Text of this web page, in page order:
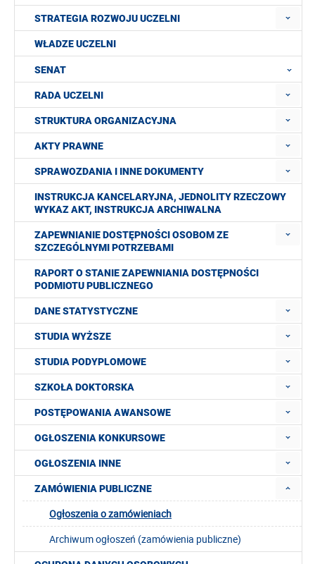
STRATEGIA ROZWOJU UCZELNI
WŁADZE UCZELNI
SENAT
RADA UCZELNI
STRUKTURA ORGANIZACYJNA
AKTY PRAWNE
SPRAWOZDANIA I INNE DOKUMENTY
INSTRUKCJA KANCELARYJNA, JEDNOLITY RZECZOWY
WYKAZ AKT, INSTRUKCJA ARCHIWALNA
ZAPEWNIANIE DOSTĘPNOŚCI OSOBOM ZE
SZCZEGÓLNYMI POTRZEBAMI
RAPORT O STANIE ZAPEWNIANIA DOSTĘPNOŚCI
PODMIOTU PUBLICZNEGO
DANE STATYSTYCZNE
STUDIA WYŻSZE
STUDIA PODYPLOMOWE
SZKOŁA DOKTORSKA
POSTĘPOWANIA AWANSOWE
OGŁOSZENIA KONKURSOWE
OGŁOSZENIA INNE
ZAMÓWIENIA PUBLICZNE
Ogłoszenia o zamówieniach
Archiwum ogłoszeń (zamówienia publiczne)